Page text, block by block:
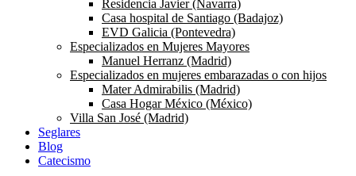
Residencia Javier (Navarra)
Casa hospital de Santiago (Badajoz)
EVD Galicia (Pontevedra)
Especializados en Mujeres Mayores
Manuel Herranz (Madrid)
Especializados en mujeres embarazadas o con hijos
Mater Admirabilis (Madrid)
Casa Hogar México (México)
Villa San José (Madrid)
Seglares
Blog
Catecismo